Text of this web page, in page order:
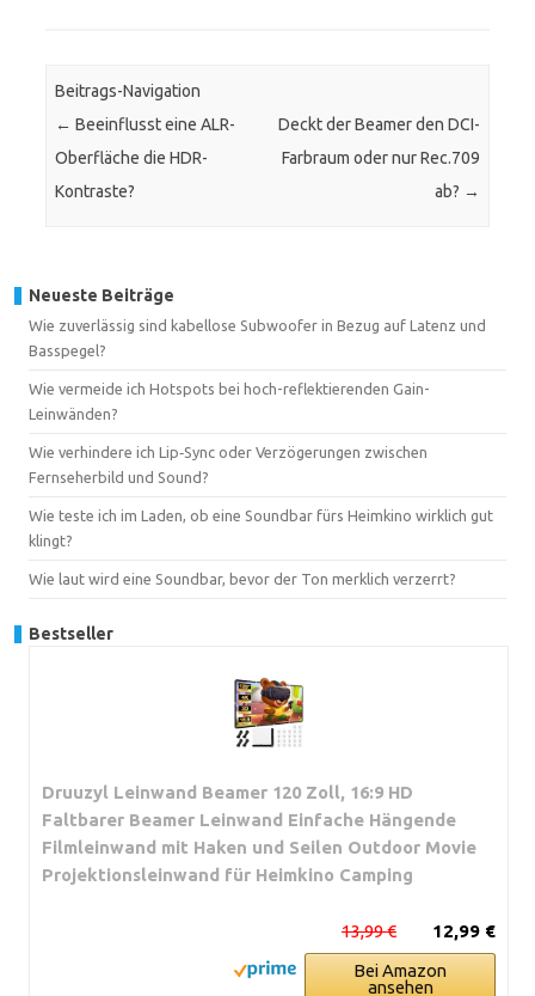
Beitrags-Navigation
← Beeinflusst eine ALR-
Oberfläche die HDR-
Kontraste?
Deckt der Beamer den DCI-
Farbraum oder nur Rec.709
ab? →
Neueste Beiträge
Wie zuverlässig sind kabellose Subwoofer in Bezug auf Latenz und
Basspegel?
Wie vermeide ich Hotspots bei hoch-reflektierenden Gain-
Leinwänden?
Wie verhindere ich Lip‑Sync oder Verzögerungen zwischen
Fernseherbild und Sound?
Wie teste ich im Laden, ob eine Soundbar fürs Heimkino wirklich gut
klingt?
Wie laut wird eine Soundbar, bevor der Ton merklich verzerrt?
Bestseller
Druuzyl Leinwand Beamer 120 Zoll, 16:9 HD
Faltbarer Beamer Leinwand Einfache Hängende
Filmleinwand mit Haken und Seilen Outdoor Movie
Projektionsleinwand für Heimkino Camping
12,99 €
13,99 €
Bei Amazon
ansehen